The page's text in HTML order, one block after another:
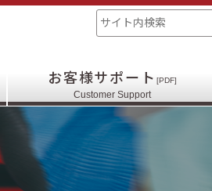
お客様サポート [PDF]
Customer Support